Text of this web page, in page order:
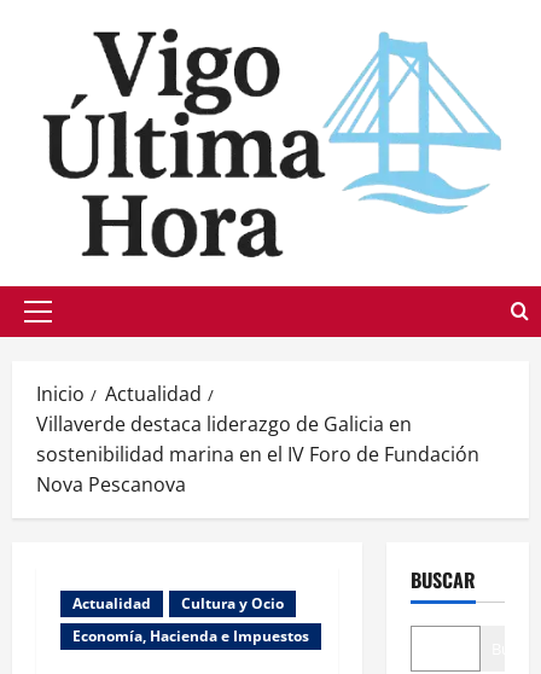
Menú
Inicio
Actualidad
Villaverde destaca liderazgo de Galicia en
sostenibilidad marina en el IV Foro de Fundación
Nova Pescanova
Actualidad
Cultura y Ocio
Economía, Hacienda e Impuestos
BUSCAR